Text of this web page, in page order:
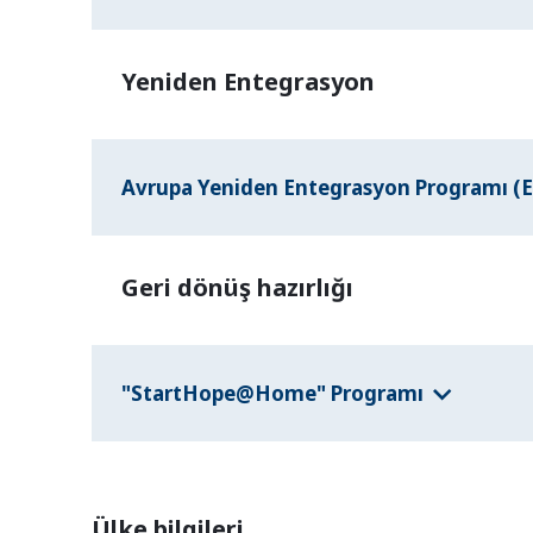
Yeniden Entegrasyon
Avrupa Yeniden Entegrasyon Programı
Geri dönüş hazırlığı
"StartHope@Home" Programı